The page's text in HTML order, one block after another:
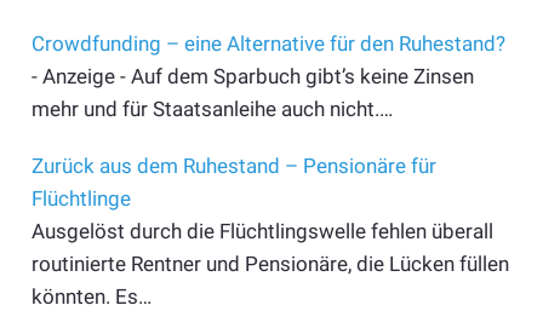
Crowdfunding – eine Alternative für den Ruhestand?
- Anzeige - Auf dem Sparbuch gibt’s keine Zinsen
mehr und für Staatsanleihe auch nicht.…
Zurück aus dem Ruhestand – Pensionäre für
Flüchtlinge
Ausgelöst durch die Flüchtlingswelle fehlen überall
routinierte Rentner und Pensionäre, die Lücken füllen
könnten. Es…